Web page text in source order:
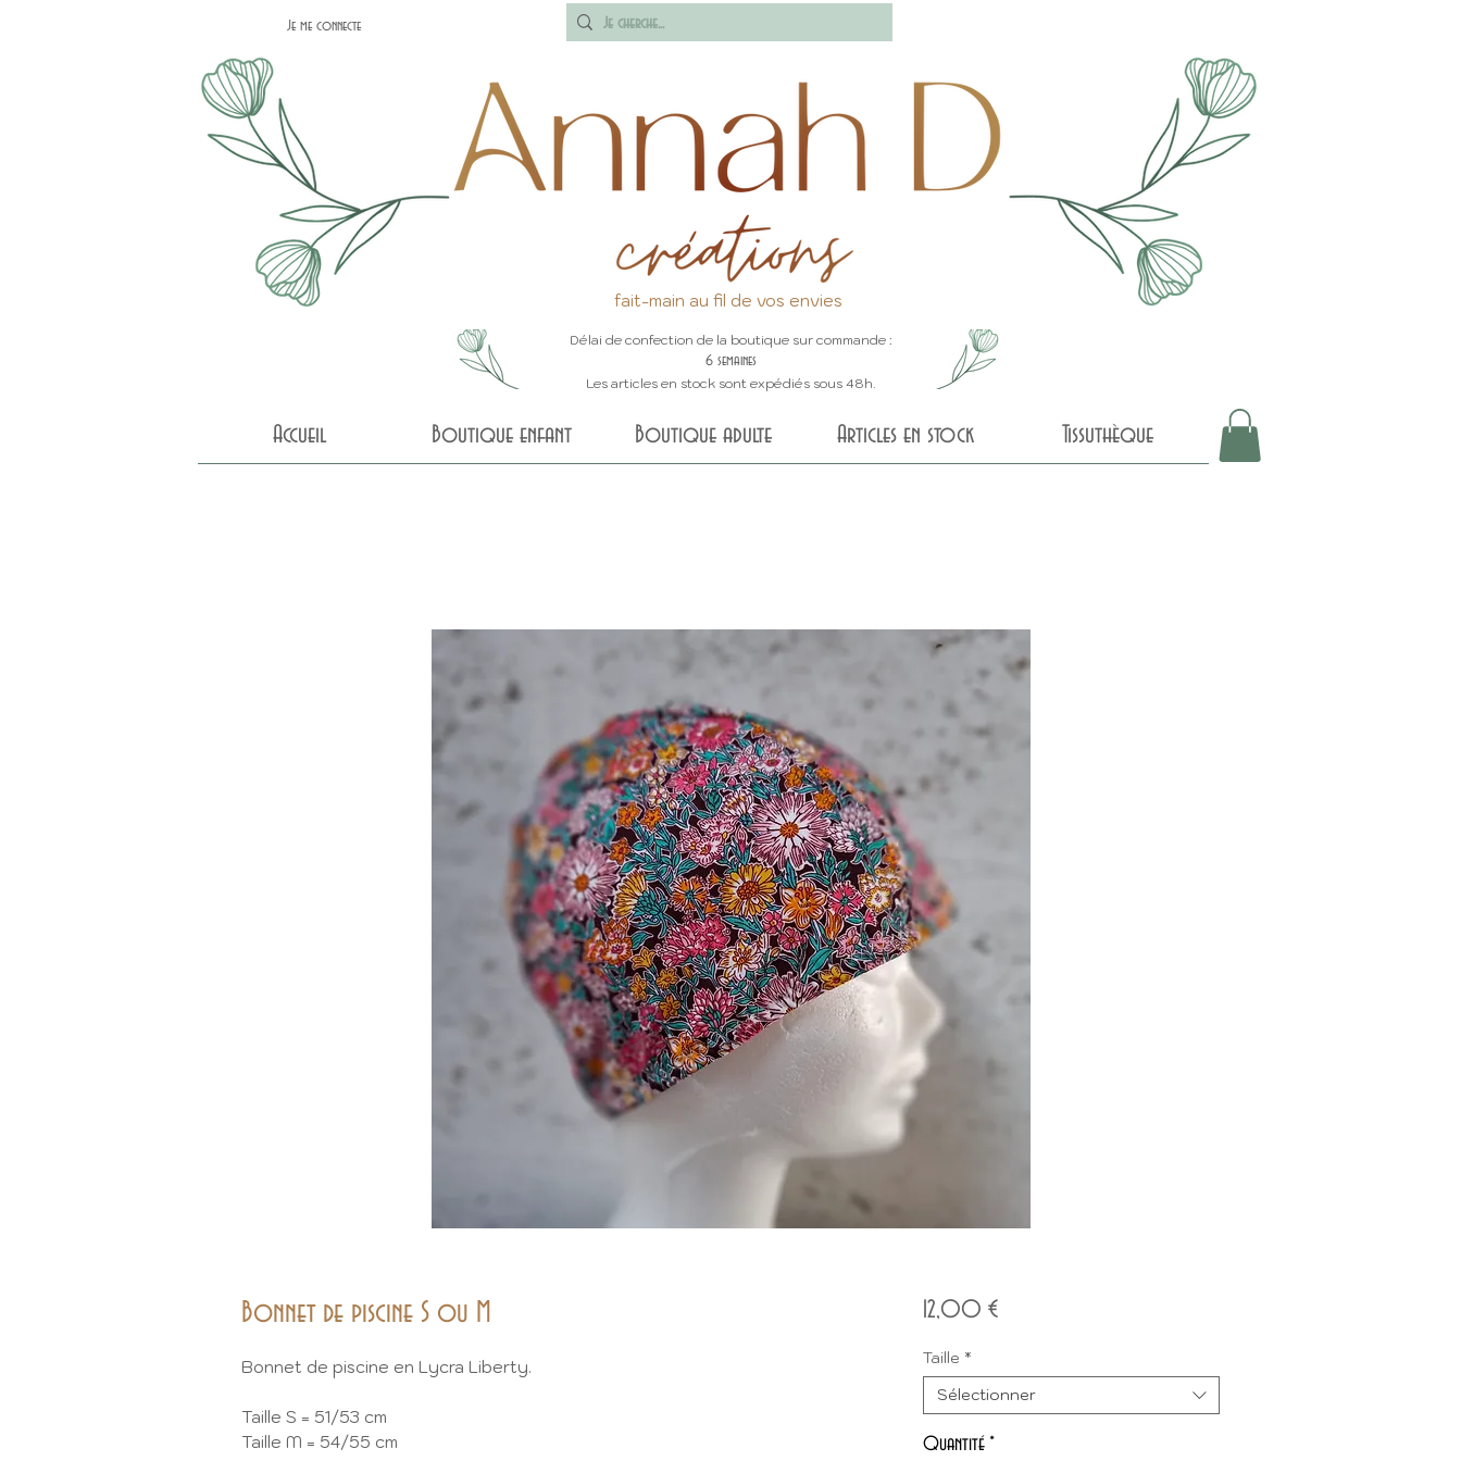
Je me connecte
fait-main au fil de vos envies
Délai de confection de la boutique sur commande :
6 semaines
Les articles en stock sont expédiés sous 48h.
Accueil Boutique enfant Boutique adulte Articles en stock Tissuthèque
Bonnet de piscine S ou M
Bonnet de piscine en Lycra Liberty.
Taille S = 51/53 cm
Taille M = 54/55 cm
12,00 €Prix
Taille *
Sélectionner
Quantité *